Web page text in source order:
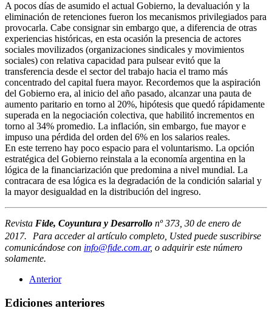
A pocos días de asumido el actual Gobierno, la devaluación y la
eliminación de retenciones fueron los mecanismos privilegiados para
provocarla. Cabe consignar sin embargo que, a diferencia de otras
experiencias históricas, en esta ocasión la presencia de actores
sociales movilizados (organizaciones sindicales y movimientos
sociales) con relativa capacidad para pulsear evitó que la
transferencia desde el sector del trabajo hacia el tramo más
concentrado del capital fuera mayor. Recordemos que la aspiración
del Gobierno era, al inicio del año pasado, alcanzar una pauta de
aumento paritario en torno al 20%, hipótesis que quedó rápidamente
superada en la negociación colectiva, que habilitó incrementos en
torno al 34% promedio. La inflación, sin embargo, fue mayor e
impuso una pérdida del orden del 6% en los salarios reales.
En este terreno hay poco espacio para el voluntarismo. La opción
estratégica del Gobierno reinstala a la economía argentina en la
lógica de la financiarización que predomina a nivel mundial. La
contracara de esa lógica es la degradación de la condición salarial y
la mayor desigualdad en la distribución del ingreso.
Revista Fide, Coyuntura y Desarrollo nº 373, 30 de enero de
2017. Para acceder al artículo completo, Usted puede suscribirse
comunicándose con info@fide.com.ar, o adquirir este número
solamente.
Anterior
Ediciones anteriores